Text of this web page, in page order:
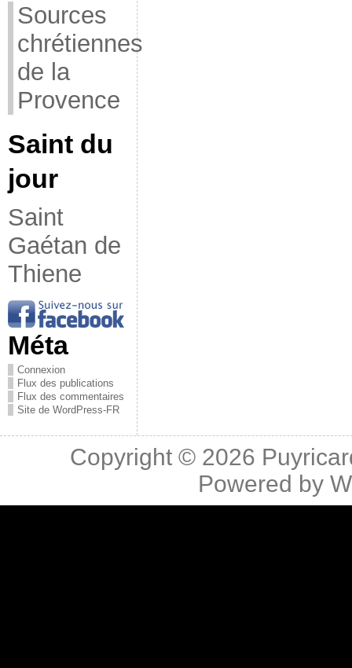
Sources
chrétiennes
de la
Provence
Saint du
jour
Saint
Gaétan de
Thiene
Méta
Connexion
Flux des publications
Flux des commentaires
Site de WordPress-FR
Copyright © 2026
Powered by